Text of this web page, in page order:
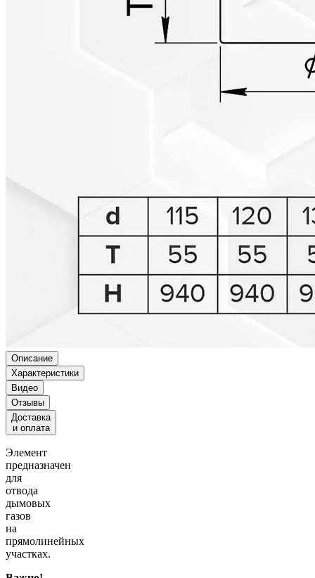
Описание
Характеристики
Видео
Отзывы
Доставка
и оплата
Элемент
предназначен
для
отвода
дымовых
газов
на
прямолинейных
участках.